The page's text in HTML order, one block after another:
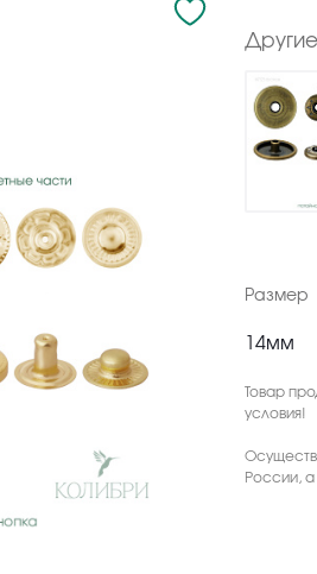
Размер
14мм
Товар
условия!
России, а